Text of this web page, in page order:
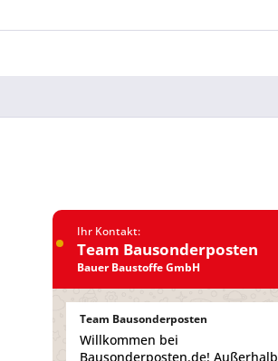
Ihr Kontakt:
Team Bausonderposten
Bauer Baustoffe GmbH
Team Bausonderposten
Willkommen bei
Bausonderposten.de! Außerhalb